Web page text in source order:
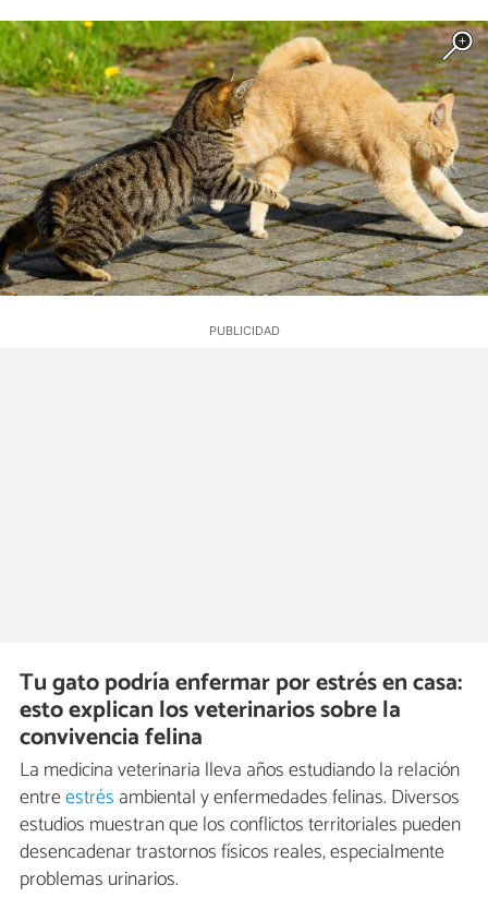
Tu gato podría enfermar por estrés en casa:
esto explican los veterinarios sobre la
convivencia felina
La medicina veterinaria lleva años estudiando la relación
entreestrés ambiental y enfermedades felinas. Diversos
estudios muestran que los conflictos territoriales pueden
desencadenar trastornos físicos reales, especialmente
problemas urinarios.